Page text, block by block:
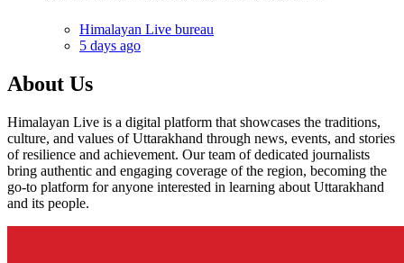
Himalayan Live bureau
5 days ago
About Us
Himalayan Live is a digital platform that showcases the traditions,
culture, and values of Uttarakhand through news, events, and stories
of resilience and achievement. Our team of dedicated journalists
bring authentic and engaging coverage of the region, becoming the
go-to platform for anyone interested in learning about Uttarakhand
and its people.